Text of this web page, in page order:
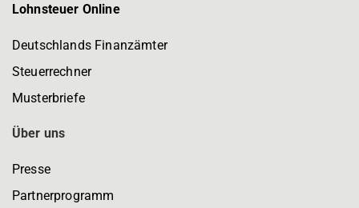
Lohnsteuer Online
Deutschlands Finanzämter
Steuerrechner
Musterbriefe
Über uns
Presse
Partnerprogramm